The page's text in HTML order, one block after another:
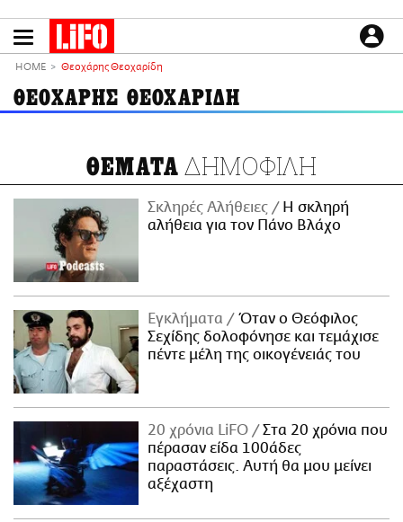
το
LIFO SHOP
NEWSLETTER
ΜΙΚΡΟΠΡΑΓΜΑΤΑ
THE GOOD LIFO
LIFOLAND
CITY GUIDE
ΑΜΠΑ
PRINT
ΕΙΔΗΣΕΙΣ
CULTURE
PODCASTS
Plus
HOME Θεοχάρης Θεοχαρίδη
ΘΕΟΧΑΡΗΣ ΘΕΟΧΑΡΙΔΗ
ΘΕΜΑΤΑ ΔΗΜΟΦΙΛΗ
Σκληρές Αλήθειες
H σκληρή
αλήθεια για τον Πάνο Βλάχο
Εγκλήματα
Όταν ο Θεόφιλος
Σεχίδης δολοφόνησε και τεμάχισε
πέντε μέλη της οικογένειάς του
20 χρόνια LiFO
Στα 20 χρόνια που
πέρασαν είδα 100άδες
παραστάσεις. Αυτή θα μου μείνει
αξέχαστη